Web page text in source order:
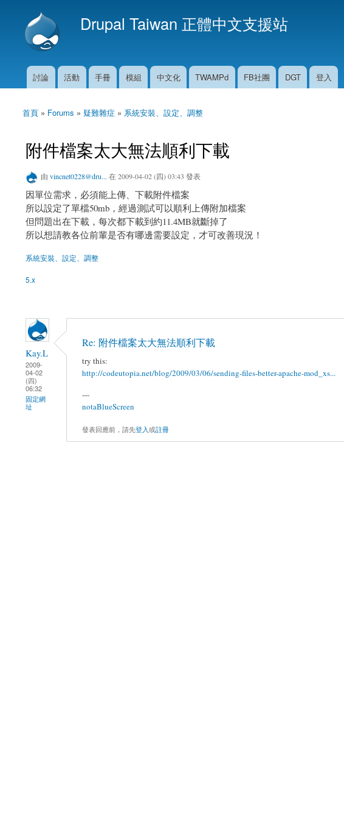
Drupal Taiwan 正體中文支援站
主選單
討論 活動 手冊 模組 中文化 TWAMPd FB社團 DGT 登入
您在這裡
首頁 » Forums » 疑難雜症 » 系統安裝、設定、調整
附件檔案太大無法順利下載
由 vincnet0228@dru... 在 2009-04-02 (四) 03:43 發表
因單位需求，必須能上傳、下載附件檔案
所以設定了單檔50mb，經過測試可以順利上傳附加檔案
但問題出在下載，每次都下載到約11.4MB就斷掉了
所以想請教各位前輩是否有哪邊需要設定，才可改善現況！
系統安裝、設定、調整
5.x
Kay.L
2009-
04-02
(四)
06:32
固定網
址
Re: 附件檔案太大無法順利下載
try this:
http://codeutopia.net/blog/2009/03/06/sending-files-better-apache-mod_xs...
---
notaBlueScreen
發表回應前，請先登入或註冊